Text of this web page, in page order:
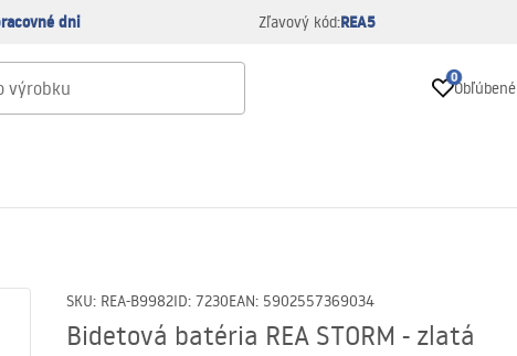
dni Zľavový kód:REA5
0
Obľúbené
SKU: REA-B9982ID: 7230EAN: 5902557369034
Bidetová batéria REA STORM - zlatá